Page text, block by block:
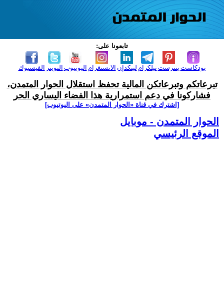
تابعونا على:
الفيسبوك التويتر اليوتيوب الانستغرام لينكدإن تيلكرامبنترست بودكاست
تبرعاتكم وتبرعاتكن المالية تحفظ استقلال الحوار المتمدن،
فشاركونا في دعم استمرارية هذا الفضاء اليساري الحر
[اشترك في قناة ‫«الحوار المتمدن» على اليوتيوب]
الحوار المتمدن - موبايل
الموقع الرئيسي